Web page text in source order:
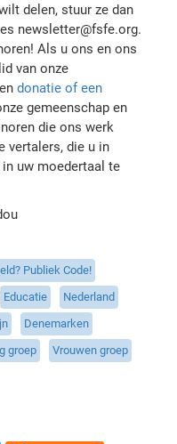
delen, stuur ze dan
newsletter@fsfe.org.
Als u ons en ons
van onze
donatie of een
gemeenschap en
die ons werk
vertalers, die u in
uw moedertaal te
Publiek Code!
Educatie
Nederland
Denemarken
groep
Vrouwen groep